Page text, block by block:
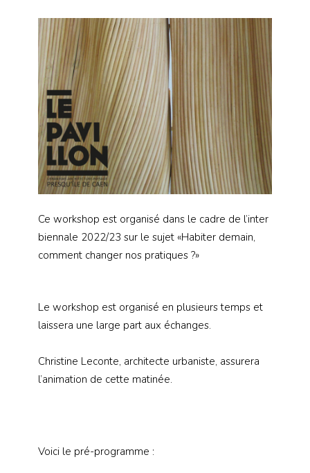
Ce workshop est organisé dans le cadre de l’inter
biennale 2022/23 sur le sujet «Habiter demain,
comment changer nos pratiques ?»
Le workshop est organisé en plusieurs temps et
laissera une large part aux échanges.
Christine Leconte, architecte urbaniste, assurera
l’animation de cette matinée.
Voici le pré-programme :